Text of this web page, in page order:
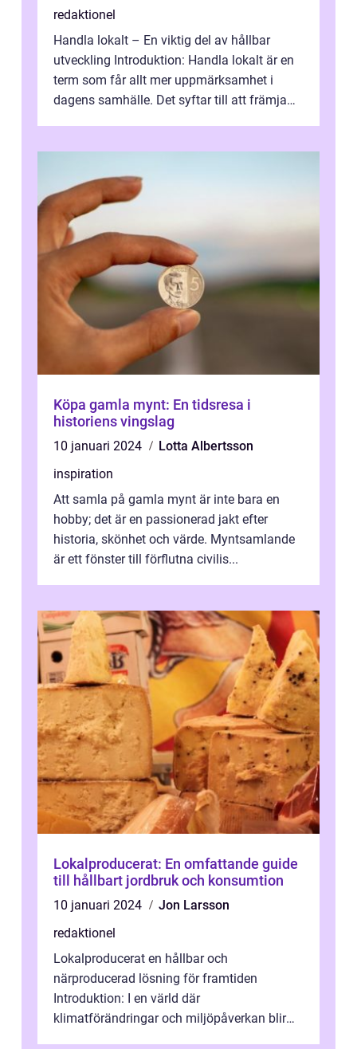
redaktionel
Handla lokalt – En viktig del av hållbar
utveckling Introduktion: Handla lokalt är en
term som får allt mer uppmärksamhet i
dagens samhälle. Det syftar till att främja
Köpa gamla mynt: En tidsresa i
historiens vingslag
10 januari 2024
Lotta Albertsson
inspiration
Att samla på gamla mynt är inte bara en
hobby; det är en passionerad jakt efter
historia, skönhet och värde. Myntsamlande
är ett fönster till förflutna civilis...
Lokalproducerat: En omfattande guide
till hållbart jordbruk och konsumtion
10 januari 2024
Jon Larsson
redaktionel
Lokalproducerat en hållbar och
närproducerad lösning för framtiden
Introduktion: I en värld där
klimatförändringar och miljöpåverkan blir